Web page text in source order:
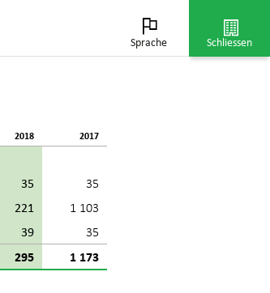
Sprache Schliessen
der
2018 2017
35
35
221
1 103
39
35
295 1 173